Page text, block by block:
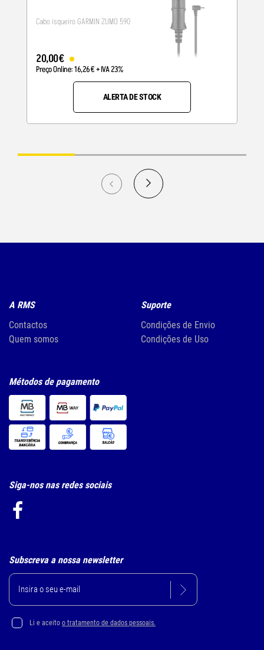
Cabo isqueiro GARMIN ZUMO 590
20,00€
Preço Online:16,26€+ IVA 23%
ALERTA DE STOCK
A RMS
Contactos
Quem somos
Suporte
Condições de Envio
Condições de Uso
Métodos de pagamento
Siga-nos nas redes sociais
Subscreva a nossa newsletter
Li e aceito o tratamento de dados pessoais.